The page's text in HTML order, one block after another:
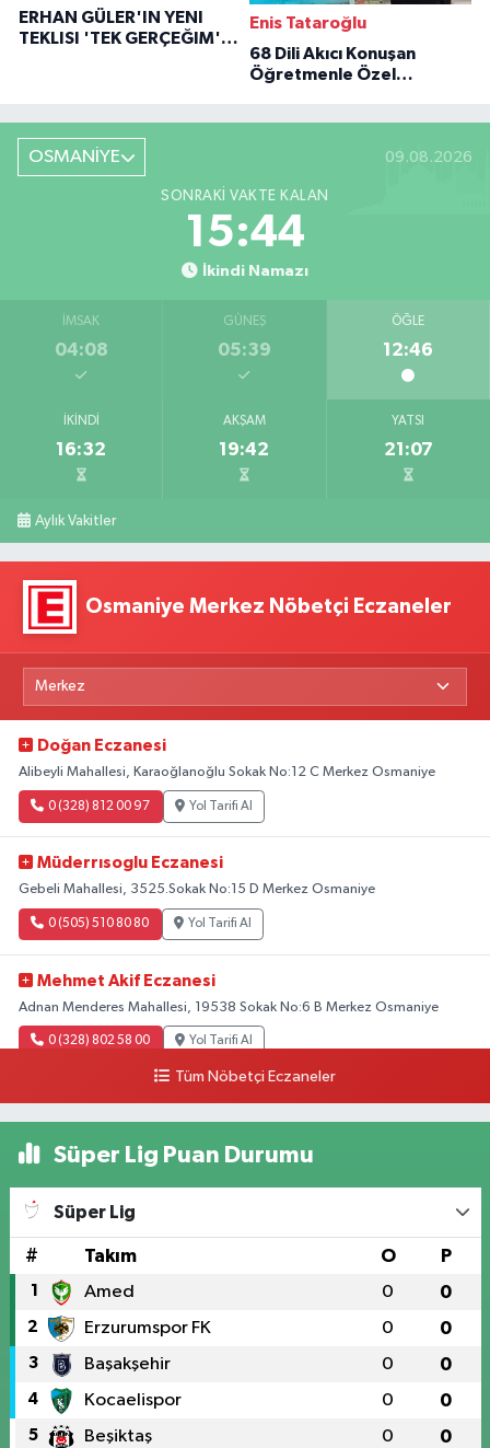
ERHAN GÜLER'IN YENI
TEKLISI 'TEK GERÇEĞIM'LE
Enis Tataroğlu
68 Dili Akıcı Konuşan
Öğretmenle Özel
OSMANİYE 09.08.2026
SONRAKI VAKTE KALAN
15:43
İkindi Namazı
İMSAK
04:08
GÜNEŞ
05:39
ÖĞLE
12:46
İKINDI
16:32
AKŞAM
19:42
YATSI
21:07
Aylık Vakitler
Osmaniye Merkez Nöbetçi Eczaneler
Doğan Eczanesi
Alibeyli Mahallesi, Karaoğlanoğlu Sokak No:12 C Merkez Osmaniye
0 (328) 812 00 97 Yol Tarifi Al
Müderrısoglu Eczanesi
Gebeli Mahallesi, 3525.Sokak No:15 D Merkez Osmaniye
0 (505) 510 80 80 Yol Tarifi Al
Mehmet Akif Eczanesi
Adnan Menderes Mahallesi, 19538 Sokak No:6 B Merkez Osmaniye
0 (328) 802 58 00 Yol Tarifi Al
Tüm Nöbetçi Eczaneler
Süper Lig Puan Durumu
Süper Lig
# Takım O P
1 Amed 0 0
2 Erzurumspor FK 0 0
3 Başakşehir 0 0
4 Kocaelispor 0 0
5 Beşiktaş 0 0